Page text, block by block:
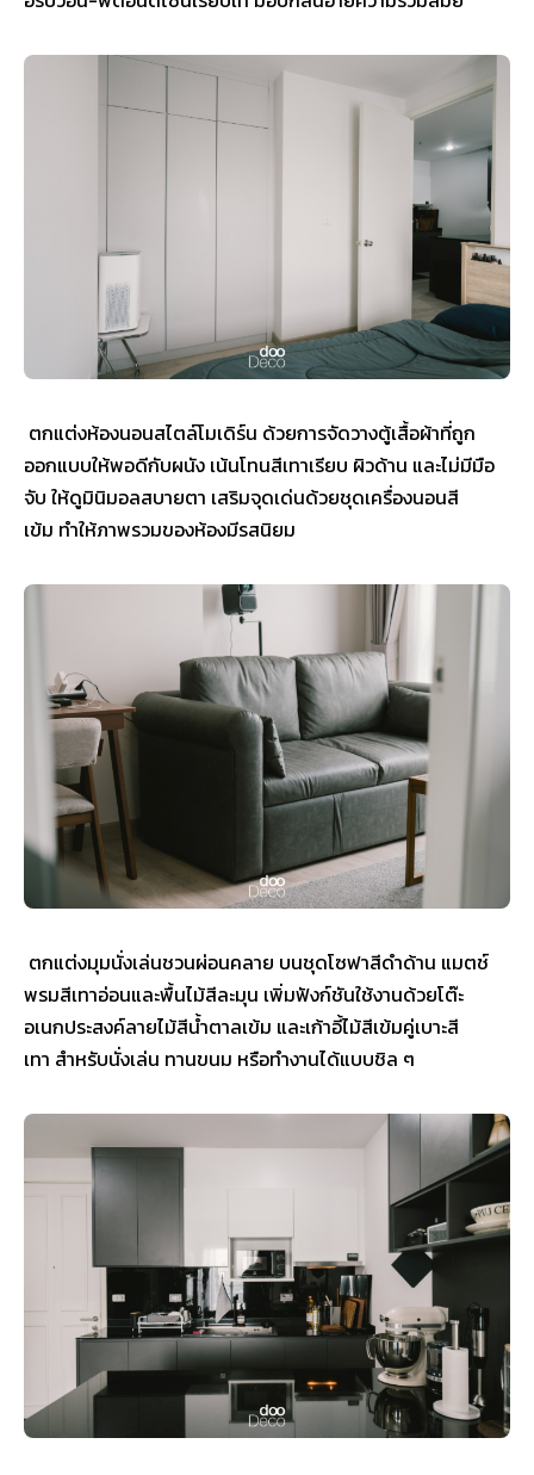
ตกแต่งห้องนอนสไตล์โมเดิร์น ด้วยการจัดวางตู้เสื้อผ้าที่ถูก
ออกแบบให้พอดีกับผนัง เน้นโทนสีเทาเรียบ ผิวด้าน และไม่มีมือ
จับ ให้ดูมินิมอลสบายตา เสริมจุดเด่นด้วยชุดเครื่องนอนสี
เข้ม ทำให้ภาพรวมของห้องมีรสนิยม
ตกแต่งมุมนั่งเล่นชวนผ่อนคลาย บนชุดโซฟาสีดำด้าน แมตช์
พรมสีเทาอ่อนและพื้นไม้สีละมุน เพิ่มฟังก์ชันใช้งานด้วยโต๊ะ
อเนกประสงค์ลายไม้สีน้ำตาลเข้ม และเก้าอี้ไม้สีเข้มคู่เบาะสี
เทา สำหรับนั่งเล่น ทานขนม หรือทำงานได้แบบชิล ๆ